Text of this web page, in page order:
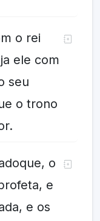
o rei
ele com
seu
o trono
o
e
e os